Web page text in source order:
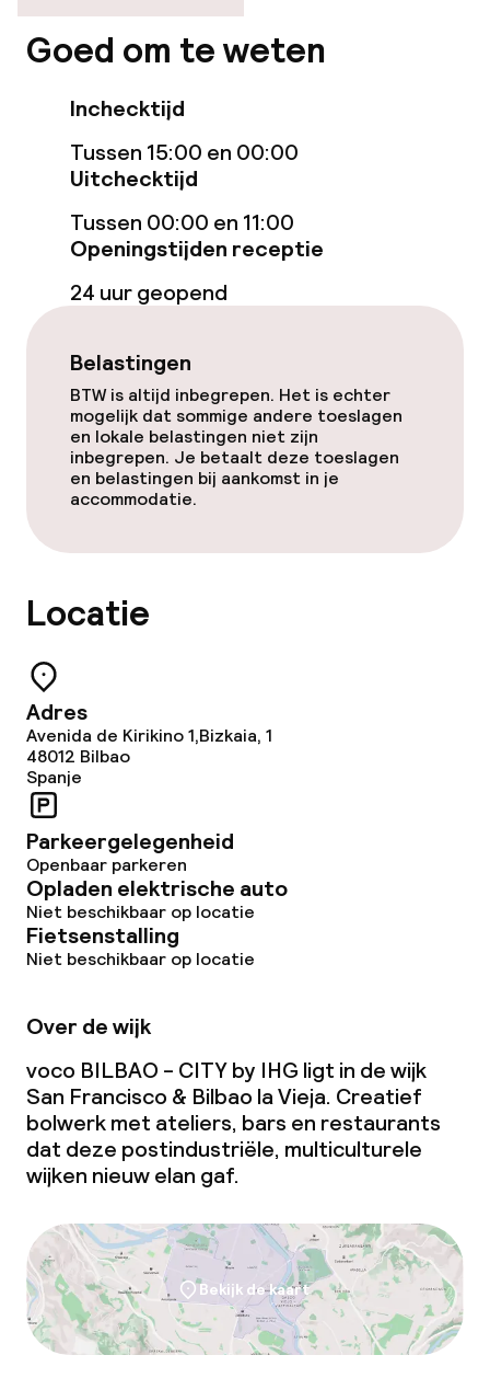
geoptimaliseerde kamers beschikbaar
Zwemmen & wellness
Fitnessruimte / gym
Entertainment
Gratis wifi
Eet- en drinkgelegenheden
Eet- en drinkdiensten
Ontbijtbuffet
Diner à la carte
Dieetopties
Zakelijke faciliteiten
Conferentieruimte
Vergaderruimte
Beleid
Overal rookvrij
Kleine huisdieren toegestaan (minder
Goed om te weten
Inchecktijd
Tussen 15:00 en 00:00
Uitchecktijd
Tussen 00:00 en 11:00
Openingstijden receptie
24 uur geopend
Belastingen
BTW is altijd inbegrepen. Het is echter
mogelijk dat sommige andere toeslagen
en lokale belastingen niet zijn
inbegrepen. Je betaalt deze toeslagen
en belastingen bij aankomst in je
accommodatie.
Locatie
Adres
Avenida de Kirikino 1,Bizkaia, 1
48012 Bilbao
Spanje
Parkeergelegenheid
Openbaar parkeren
Opladen elektrische auto
Niet beschikbaar op locatie
Fietsenstalling
Niet beschikbaar op locatie
Over de wijk
voco BILBAO - CITY by IHG ligt in de wijk
San Francisco & Bilbao la Vieja. Creatief
bolwerk met ateliers, bars en restaurants
dat deze postindustriële, multiculturele
wijken nieuw elan gaf.
Bekijk de kaart